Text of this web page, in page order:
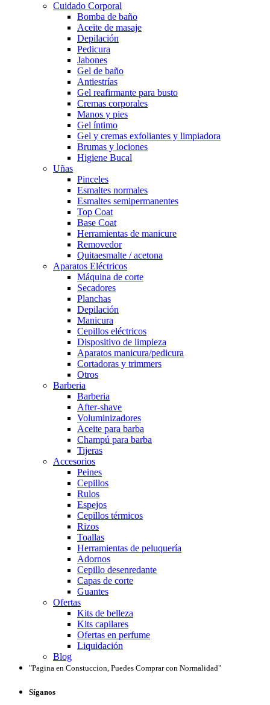
Cuidado Corporal
Bomba de baño
Aceite de masaje
Depilación
Pedicura
Jabones
Gel de baño
Antiestrías
Gel reafirmante para busto
Cremas corporales
Manos y pies
Gel íntimo
Gel y cremas exfoliantes y limpiadora
Brumas y lociones
Higiene Bucal
Uñas
Pinceles
Esmaltes normales
Esmaltes semipermanentes
Top Coat
Base Coat
Herramientas de manicure
Removedor
Quitaesmalte / acetona
Aparatos Eléctricos
Máquina de corte
Secadores
Planchas
Depilación
Manicura
Cepillos eléctricos
Dispositivo de limpieza
Aparatos manicura/pedicura
Cortadoras y trimmers
Otros
Barberia
Barberia
After-shave
Voluminizadores
Aceite para barba
Champú para barba
Tijeras
Accesorios
Peines
Cepillos
Rulos
Espejos
Cepillos térmicos
Rizos
Toallas
Herramientas de peluquería
Adornos
Cepillo desenredante
Capas de corte
Guantes
Ofertas
Kits de belleza
Kits capilares
Ofertas en perfume
Liquidación
Blog
"Pagina en Constuccion, Puedes Comprar con Normalidad"
Síganos